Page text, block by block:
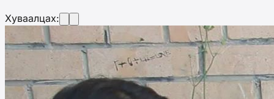
Хуваалцах: